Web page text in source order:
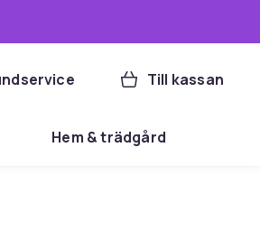
Till kassan
Hem & trädgård